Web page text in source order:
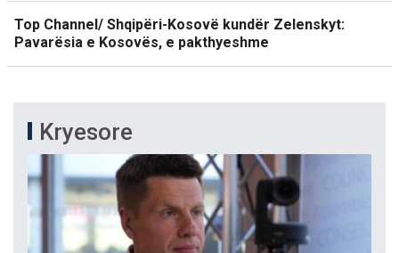
Top Channel/ Shqipëri-Kosovë kundër Zelenskyt:
Pavarësia e Kosovës, e pakthyeshme
Kryesore